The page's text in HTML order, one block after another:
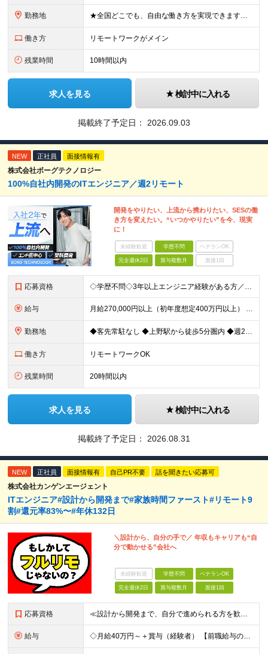
勤務地 ★全国どこでも、自由な働き方を実現できます！ 全国のプロジェクト先やフルリモート環境での勤務も可能です。 ＼自由度の高い働き方、叶えます／ □フルリモートで働きたい □ハイブリットに働きたい □家庭
働き方 リモートワークがメイン
残業時間 10時間以内
求人を見る 検討中に入れる
掲載終了予定日： 2026.09.03
NEW 正社員 面接情報有
株式会社ボーグテクノロジー
100%自社内開発のITエンジニア／週2リモート
開発をやりたい、上流から携わりたい、SESの働
き方を変えたい。“いつかやりたい”を今、現実
に！
未経験歓迎 学歴不問 ベテランOK
完全週休2日 賞与複数月 面接1回
応募資格 ◇学歴不問◇3年以上エンジニア経験がある方／人柄重視の採用です 必須条件―MUST― ■3年以上エンジニア経験がある方 ■C#、Java、Node.js、VB.NETを使った実務経験がある方 《
給与 月給270,000円以上（初年度想定400万円以上） ※ご経験やスキル、前職給等を考慮して給与額を決定します。 ※試用期間は3ヶ月間となります。期間中の待遇に変更はありません。 ★社員の昇給率はほ
勤務地 ◆客先常駐なし ◆上野駅から徒歩5分圏内 ◆週2回のリモートワーク実施中 ◆転勤なし 上野の各オフィスでの勤務となります。 ￣￣￣￣￣￣￣￣￣￣￣￣￣￣￣￣￣ ＜本社＞ 東京都台東区上野7-2-8
働き方 リモートワークOK
残業時間 20時間以内
求人を見る 検討中に入れる
掲載終了予定日： 2026.08.31
NEW 正社員 面接情報有 自己PR不要 話を聞きたい応募可
株式会社カンゲンエージェント
ITエンジニア#設計から開発まで#家族時間ファースト#リモート9
割#還元率83%〜#年休132日
＼設計から、自分の手で／ 年収もキャリアも“自
分で動かせる”会社へ
未経験歓迎 学歴不問 ベテランOK
完全週休2日 賞与複数月 面接1回
応募資格 ≪設計から開発まで、自分で進められる方を歓迎します≫ クライアントの要件をもとに、システムの構成や処理の流れを設計し、 そのまま開発まで形にできる方を想定しています。 ◆学歴不問／言語不問／前職の雇
給与 ◇月給40万円～＋賞与（経験者） 【前職給与の総収入額を保証】 ※上記には固定残業代（30時間分／6万7000円～）が含まれています。超過分は時間外手当を別途支給。 ※試用期間3ヶ月（期間中は契約社員